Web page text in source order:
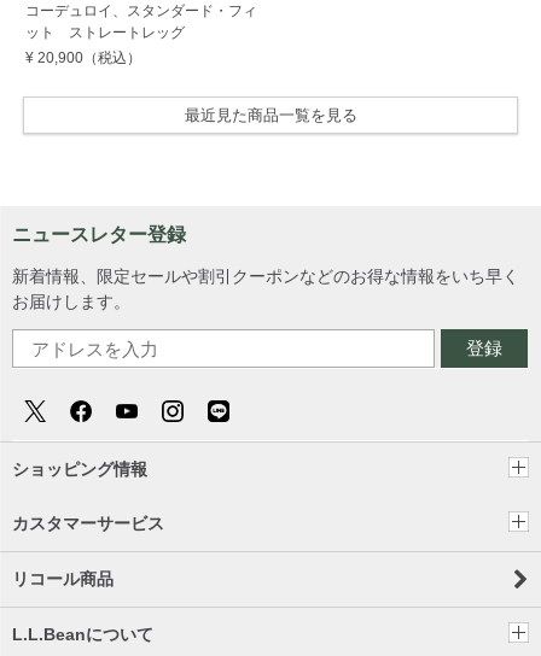
コーデュロイ、スタンダード・フィ
ット ストレートレッグ
¥ 20,900（税込）
最近見た商品一覧を見る
ニュースレター登録
新着情報、限定セールや割引クーポンなどのお得な情報をいち早く
お届けします。
登録
ショッピング情報
カスタマーサービス
リコール商品
L.L.Beanについて